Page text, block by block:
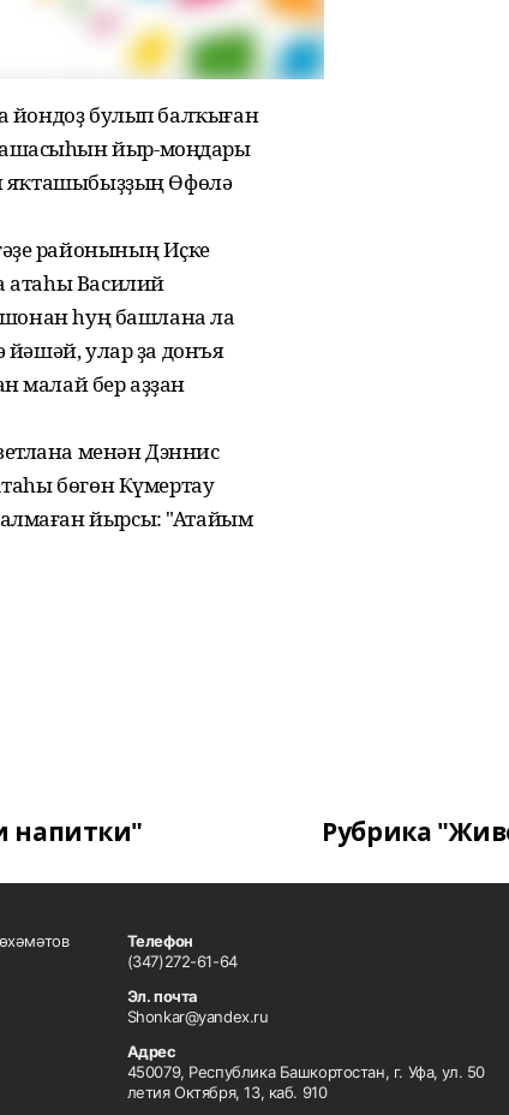
йондоҙ булып балҡыған
йыр-моңдары
яҡташыбыҙҙың Өфөлә
районының Иҫке
атаһы Василий
һуң башлана ла
йәшәй, улар ҙа донъя
малай бер аҙҙан
менән Дэннис
бөгөн Күмертау
йырсы: "Атайым
напитки" Рубрика
Телефон
(347)272-61-64
Эл. почта
Shonkar@yandex.ru
Адрес
450079, Республика Башкортостан, г. Уфа, ул. 50
летия Октября, 13, каб. 910